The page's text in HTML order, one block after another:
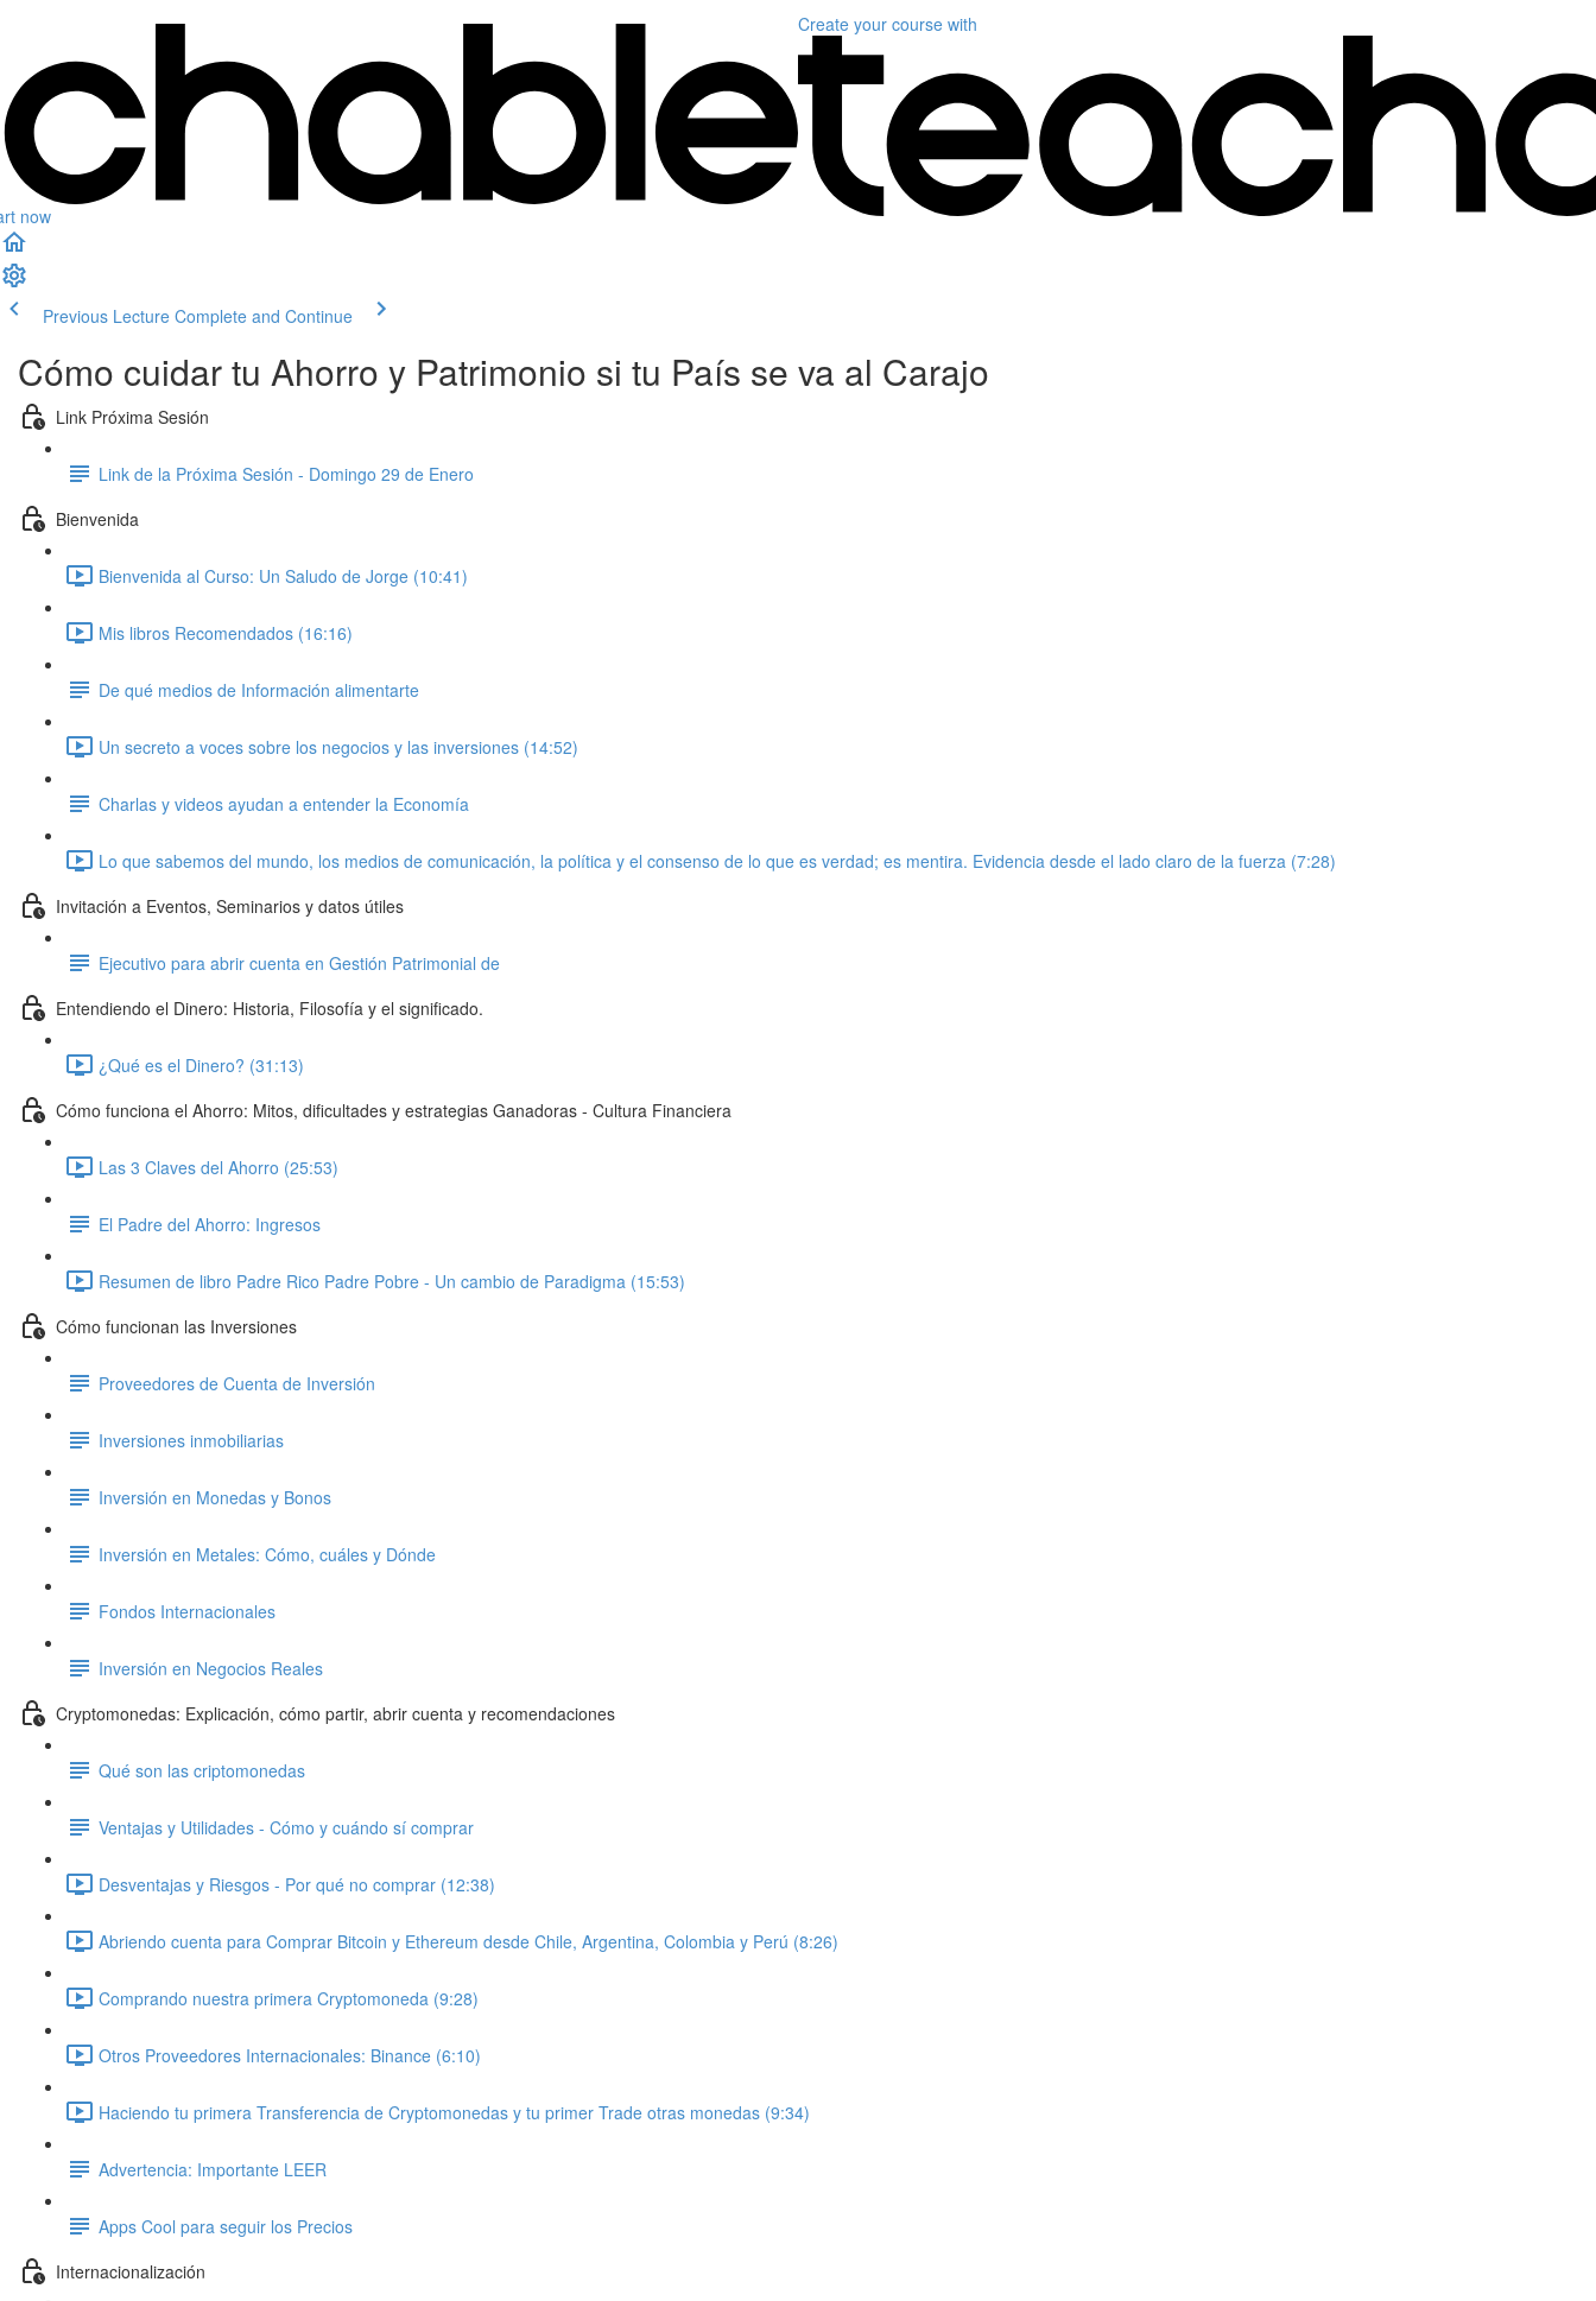
now
Create your course with
Previous Lecture Complete and Continue
Cómo cuidar tu Ahorro y Patrimonio si tu País se va al Carajo
Link Próxima Sesión
Link de la Próxima Sesión - Domingo 29 de Enero
Bienvenida
Bienvenida al Curso: Un Saludo de Jorge (10:41)
Mis libros Recomendados (16:16)
De qué medios de Información alimentarte
Un secreto a voces sobre los negocios y las inversiones (14:52)
Charlas y videos ayudan a entender la Economía
Lo que sabemos del mundo, los medios de comunicación, la política y el consenso de lo que es verdad; es mentira. Evidencia desde el lado claro de la fuerza (7:28)
Invitación a Eventos, Seminarios y datos útiles
Ejecutivo para abrir cuenta en Gestión Patrimonial de
Entendiendo el Dinero: Historia, Filosofía y el significado.
¿Qué es el Dinero? (31:13)
Cómo funciona el Ahorro: Mitos, dificultades y estrategias Ganadoras - Cultura Financiera
Las 3 Claves del Ahorro (25:53)
El Padre del Ahorro: Ingresos
Resumen de libro Padre Rico Padre Pobre - Un cambio de Paradigma (15:53)
Cómo funcionan las Inversiones
Proveedores de Cuenta de Inversión
Inversiones inmobiliarias
Inversión en Monedas y Bonos
Inversión en Metales: Cómo, cuáles y Dónde
Fondos Internacionales
Inversión en Negocios Reales
Cryptomonedas: Explicación, cómo partir, abrir cuenta y recomendaciones
Qué son las criptomonedas
Ventajas y Utilidades - Cómo y cuándo sí comprar
Desventajas y Riesgos - Por qué no comprar (12:38)
Abriendo cuenta para Comprar Bitcoin y Ethereum desde Chile, Argentina, Colombia y Perú (8:26)
Comprando nuestra primera Cryptomoneda (9:28)
Otros Proveedores Internacionales: Binance (6:10)
Haciendo tu primera Transferencia de Cryptomonedas y tu primer Trade otras monedas (9:34)
Advertencia: Importante LEER
Apps Cool para seguir los Precios
Internacionalización